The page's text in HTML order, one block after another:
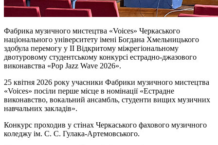
Фабрика музичного мистецтва «Voices» Черкаського
національного університету імені Богдана Хмельницького
здобула перемогу у II Відкритому міжрегіональному
двотуровому студентському конкурсі естрадно-джазового
виконавства «Pop Jazz Wave 2026».
25 квітня 2026 року учасники Фабрики музичного мистецтва
«Voices» посіли перше місце в номінації «Естрадне
виконавство, вокальний ансамбль, студенти вищих музичних
навчальних закладів».
Конкурс проходив у стінах Черкаського фахового музичного
коледжу ім. С. С. Гулака-Артемовського.